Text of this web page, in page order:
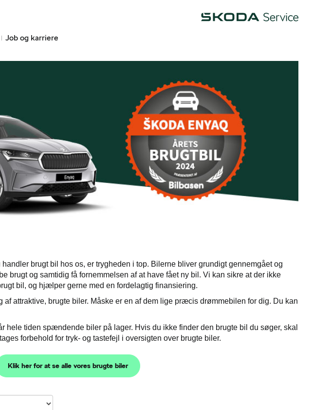
Job og karriere
Škoda
brugt bil hos os, er trygheden i top. Bilerne bliver grundigt gennemgået og
brugt og samtidig få fornemmelsen af at have fået ny bil. Vi kan sikre at der ikke
bil, og hjælper gerne med en fordelagtig finansiering.
af attraktive, brugte biler. Måske er en af dem lige præcis drømmebilen for dig. Du kan
tiden spændende biler på lager. Hvis du ikke finder den brugte bil du søger, skal
forbehold for tryk- og tastefejl i oversigten over brugte biler.
Klik her for at se alle vores brugte biler